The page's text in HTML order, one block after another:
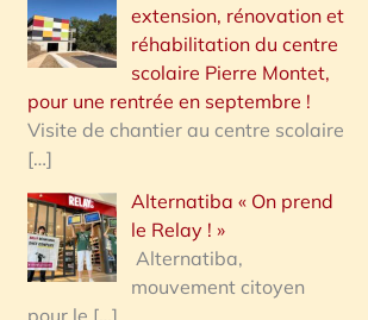
extension, rénovation et
réhabilitation du centre
scolaire Pierre Montet,
pour une rentrée en septembre !
Visite de chantier au centre scolaire
[…]
Alternatiba « On prend
le Relay ! »
Alternatiba,
mouvement citoyen
pour le […]